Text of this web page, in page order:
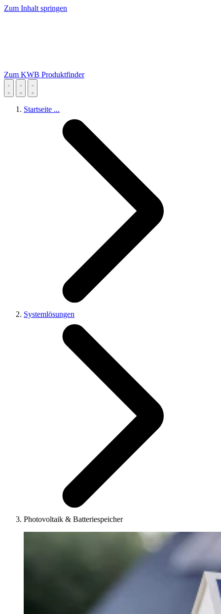
Zum Inhalt springen
Zum KWB Produktfinder
Startseite ...
Systemlösungen
Photovoltaik & Batteriespeicher